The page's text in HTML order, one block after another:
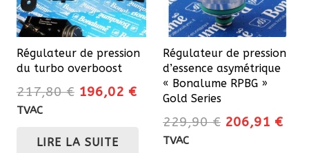
Régulateur de pression
du turbo overboost
217,80€ Le
était :
196,02 €Le
actuel
TVAC
LIRE LA SUITE
Régulateur de pression
d’essence asymétrique
« Bonalume RPBG »
Gold Series
229,90€ Le
206,91 €Le
TVAC